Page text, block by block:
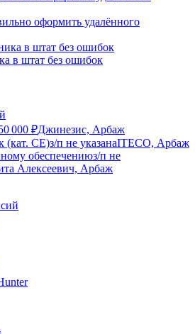
оформить удалённого
в штат без ошибок
000 ₽Джинезис, Арбаж
(кат. CE)з/п не указанаITECO, Арбаж
обеспечениюз/п не
Алексеевич, Арбаж